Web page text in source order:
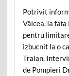
Potrivit
Vâlcea, la
pentru
izbucnit la o
Traian.
de Pompieri